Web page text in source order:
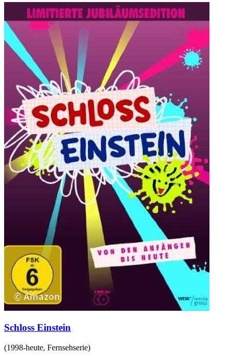
Schloss Einstein
(1998-heute, Fernsehserie)